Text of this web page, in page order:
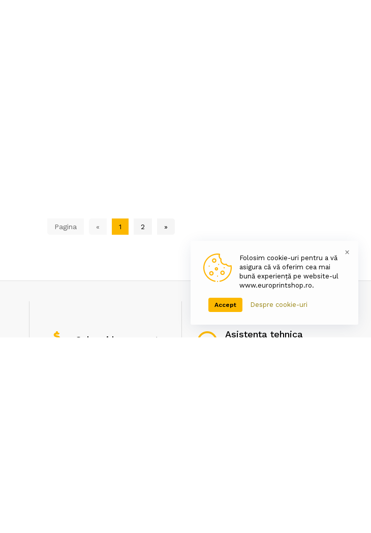
Pagina « 1 2 »
Cel mai bun raport
Asistenta tehnica
Folosim cookie-uri pentru a vă
asigura că vă oferim cea mai
bună experiență pe website-ul
www.europrintshop.ro.
Accept Despre cookie-uri
×